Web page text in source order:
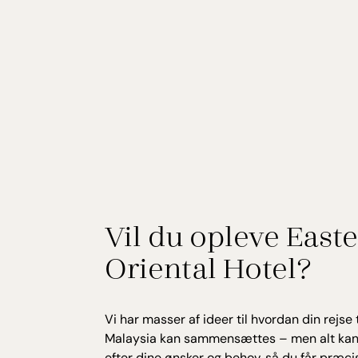
Vil du opleve
Oriental Hotel?
Vi har masser af ideer til hvordan din rejse
Malaysia kan sammensættes – men alt